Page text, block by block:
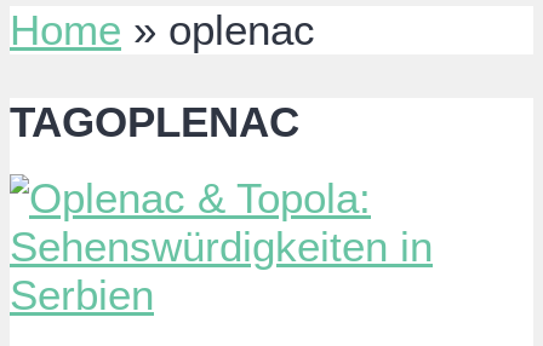
Home » oplenac
TAGOPLENAC